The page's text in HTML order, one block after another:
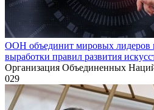
ООН объединит мировых лидеров
выработки правил развития
Организация Объединенных
029